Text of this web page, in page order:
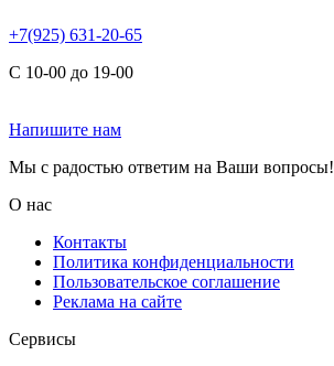
+7(925) 631-20-65
С 10-00 до 19-00
Напишите нам
Мы с радостью ответим на Ваши вопросы!
О нас
Контакты
Политика конфиденциальности
Пользовательское соглашение
Реклама на сайте
Сервисы